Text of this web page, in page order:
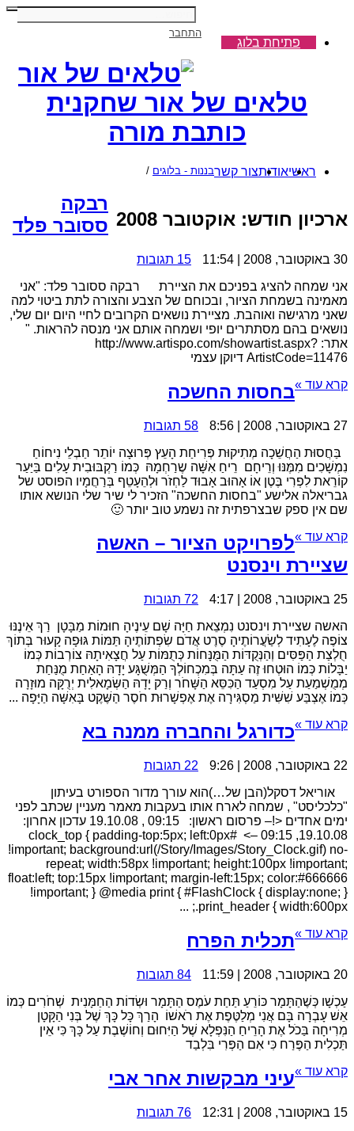
פתיחת בלוג
התחבר
טלאים של אור שחקנית
כותבת מורה
ראשיאודותצור קשרבננות - בלוגים /
ארכיון חודש: אוקטובר 2008
רבקה
ססובר פלד
30 באוקטובר, 2008 | 11:54
15 תגובות
אני שמחה להציג בפניכם את הציירת רבקה ססובר פלד: "אני
מאמינה בשמחת הציור, ובכוחם של הצבע והצורה לתת ביטוי למה
שאני מרגישה ואוהבת. מציירת נושאים הקרובים לחיי היום יום שלי,
נושאים בהם מסתתרים יופי ושמחה אותם אני מנסה להראות. "
אתר: http://www.artispo.com/showartist.aspx?
ArtistCode=11476 דיוקן עצמי
קרא עוד »בחסות החשכה
27 באוקטובר, 2008 | 8:56
58 תגובות
בַּחֲסוּת הַחֲשֵׁכָה מְתִיקוּת פְּרִיחַת הָעֵץ פְּרוּצָה יוֹתֵר חַבְלֵי נִיחוֹחַ
נִמְשָׁכִים מִמֶּנּוּ וְרֵיחָם רֵיחַ אִשָּׁה שֶרַחְמָהּ כְּמוֹ רַקְבּוּבִית עָלִים בַּיַּעַר
קוֹרֵאת לִפְרִי בֶּטֶן אוֹ אָהוּב אָבוּד לַחְזֹר וּלְהֵעָטֵף בְּרַחֲמָיו הפוסט של
גבריאלה אלישע "בחסות החשכה" הזכיר לי שיר שלי הנושא אותו
שם אין ספק שבצרפתית זה נשמע טוב יותר 🙂
קרא עוד »לפרויקט הציור – האשה
שציירת וינסנט
25 באוקטובר, 2008 | 4:17
72 תגובות
האשה שציירת וינסנט נִמְצֵאת חַיָּה שָׁם עֵינֶיהָ חוּמוֹת מַבָּטָן רַךְ אֵינֶנּוּ
צוֹפֶה לֶעָתִיד לְשַׂעֲרוֹתֶיהָ סֶרֶט אֲדֹם שִׂפְתוֹתֶיהָ תַּמּוֹת גּוּפָה קָעוּר בְּתוֹךְ
חֻלְצַת הַפַּסִּים וְהַנְּקֻדּוֹת הַמֻּנָּחוֹת כְּתֻמּוֹת עַל חֲצָאִיתָהּ צוֹרְבוֹת כְּמוֹ
יַבָּלוֹת כְּמוֹ הוּטְחוּ זֶה עַתָּה בְּמִכְחוֹלְךָ הַמְּשֻׁגָּע יָדָהּ הָאַחַת מֻנַּחַת
מְמֻשְׁמַעַת עַל מִסְעַד הַכִּסֵּא הַשָּׁחֹר וְרַק יָדָהּ הַשְּׂמָאלִית יְרֻקָּה מוּזָרָה
כְּמוֹ אֶצְבַּע שִׁשִּׁית מַסְגִּירָה אֶת אֶפְשָׁרוּת חֹסֶר הַשֶּׁקֶט בָּאִשָּׁה הַיָּפָה ...
קרא עוד »כדורגל והחברה ממנה בא
22 באוקטובר, 2008 | 9:26
22 תגובות
אוריאל דסקל(הבן של…)הוא עורך מדור הספורט בעיתון
"כלכליסט" , שמחה לארח אותו בעקבות מאמר מעניין שכתב לפני
ימים אחדים <!– פרסום ראשון: 09:15 , 19.10.08 עדכון אחרון:
19.10.08, 09:15 –> #clock_top { padding-top:5px; left:0px
!important; background:url(/Story/Images/Story_Clock.gif) no-
repeat; width:58px !important; height:100px !important;
float:left; top:15px !important; margin-left:15px; color:#666666
!important; } @media print { #FlashClock { display:none; }
.print_header { width:600px; ...
קרא עוד »תכלית הפרח
20 באוקטובר, 2008 | 11:59
84 תגובות
עַכְשָׁו כְּשֶׁהַתָּמָר כּוֹרֵעַ תַּחַת עֹמֶס הַתָּמָר וּשְׂדוֹת הַחַמָּנִית שְׁחֹרִים כְּמוֹ
אֵשׁ עָבְרָה בָּם אֲנִי מְלַטֶּפֶת אֶת רֹאשׁוֹ הָרַךְ כָּל כָּךְ שֶׁל בְּנִי הַקָּטָן
מְרִיחָה בַּכּׁל אֶת הָרֵיחַ הַנִּפְלָא שֶׁל הַיִּחוּם וְחוֹשֶׁבֶת עַל כָּךְ כִּי אֵין
תַּכְלִית הַפֶּרַח כִּי אִם הַפְּרִי בִּלְבַד
קרא עוד »עיני מבקשות אחר אבי
15 באוקטובר, 2008 | 12:31
76 תגובות